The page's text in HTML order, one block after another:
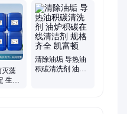
脱硫增效剂、在线清洗剂、
道、无二氧化氯、空调冷凝
烟气湿法脱硫、高电导反渗
导热油炉清洗、玻璃鳞片胶
、填料水垢清洗
灭藻
生产
清除油垢 导热油
积碳清洗剂 油炉